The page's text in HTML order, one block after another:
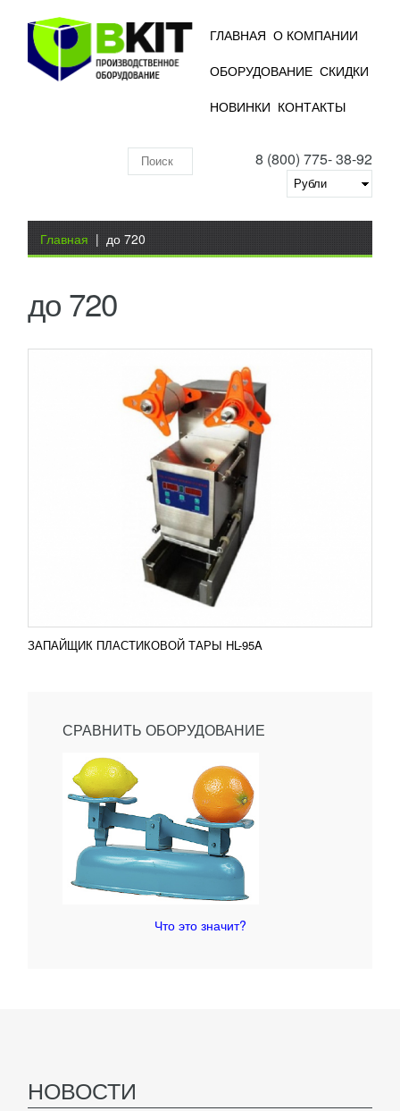
ГЛАВНАЯ О КОМПАНИИ
ОБОРУДОВАНИЕ СКИДКИ
НОВИНКИ КОНТАКТЫ
8 (800) 775- 38-92
складу
Вы здесь
Главная | до 720
до 720
ЗАПАЙЩИК ПЛАСТИКОВОЙ ТАРЫ HL-95A
RUB
Автоматический настольный запайщик лотков HL-
95А предназначается для запечатывания
ПОДРОБНЕЕ
Добавить в сравнение
ЗАПАЙЩИК ПЛАСТИКОВОЙ ТАРЫ HL-95A
СРАВНИТЬ ОБОРУДОВАНИЕ
Что это значит?
НОВОСТИ